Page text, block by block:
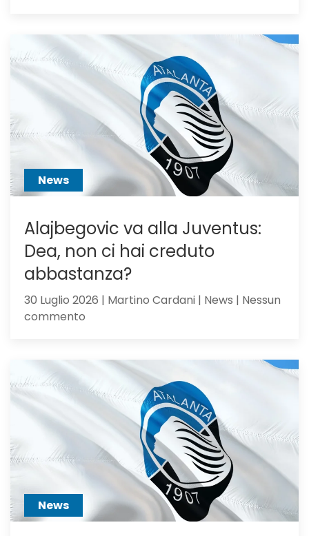
voci
pilastro
Sarri
News
Alajbegovic va alla Juventus:
Dea, non ci hai creduto
abbastanza?
30 Luglio 2026 | Martino Cardani | News | Nessun
commento
alla
Juventus:
Dea,
non
hai
creduto
abbastanza?
News